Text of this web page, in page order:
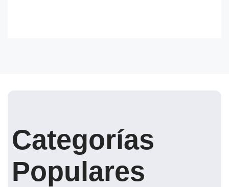
Categorías
Populares